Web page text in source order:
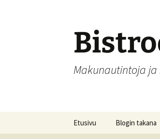
Makunautintoja
Etusivu Blogin takana